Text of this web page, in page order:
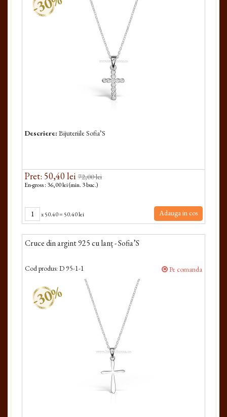
Descriere: Bijuteriile Sofia’S
Pret: 50,40 lei 72,00 lei
En-gross : 36,00 lei (min. 3 buc.)
x50.40= 50.40 lei Adauga in cos
Cruce din argint 925 cu lanț - Sofia’S
Cod produs: D 95-1-1 Pe comanda
-30%